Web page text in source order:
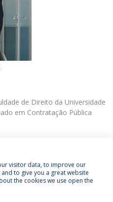
de Direito da Universidade
em Contratação Pública
Termos & Condições
visitor data, to improve our
to give you a great website
the cookies we use open the